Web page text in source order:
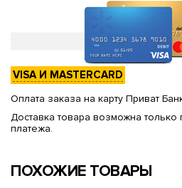
VISA И MASTERCARD
Оплата заказа на карту Приват
Доставка товара возможна
платежа.
ПОХОЖИЕ ТОВАРЫ